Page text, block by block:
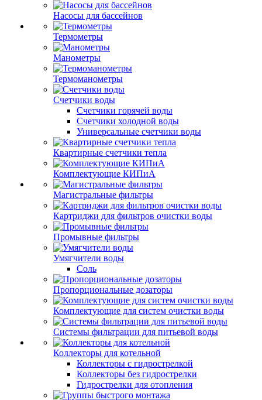
Насосы для бассейнов
Термометры
Манометры
Термоманометры
Счетчики воды
Счетчики горячей воды
Счетчики холодной воды
Универсальные счетчики воды
Квартирные счетчики тепла
Комплектующие КИПиА
Магистральные фильтры
Картриджи для фильтров очистки воды
Промывные фильтры
Умягчители воды
Соль
Пропорциональные дозаторы
Комплектующие для систем очистки воды
Системы фильтрации для питьевой воды
Коллекторы для котельной
Коллекторы с гидрострелкой
Коллекторы без гидрострелки
Гидрострелки для отопления